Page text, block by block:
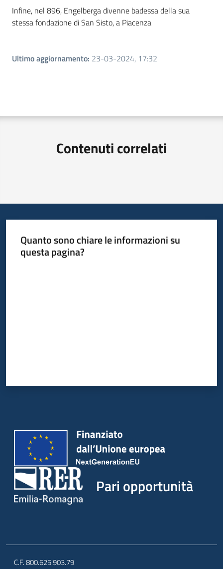
Infine, nel 896, Engelberga divenne badessa della sua
stessa fondazione di San Sisto, a Piacenza
Ultimo aggiornamento: 23-03-2024, 17:32
Contenuti correlati
Quanto sono chiare le informazioni su
questa pagina?
Pari opportunità
C.F. 800.625.903.79